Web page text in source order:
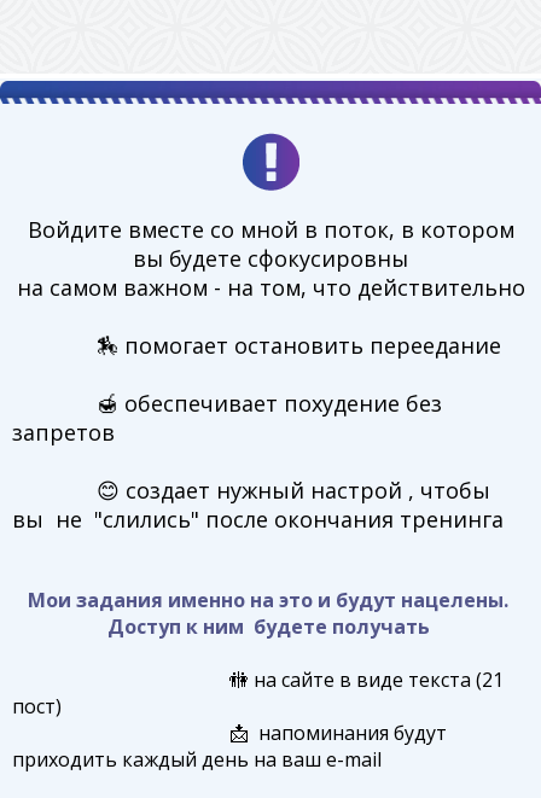
Войдите вместе со мной в поток, в котором
вы будете сфокусировны
на самом важном - на том, что действительно
🏇 помогает остановить переедание
🍯 обеспечивает похудение без
запретов
😊 создает нужный настрой , чтобы
вы не "слились" после окончания тренинга
Мои задания именно на это и будут нацелены.
Доступ к ним будете получать
🚻 на сайте в виде текста (21
пост)
📩 напоминания будут
приходить каждый день на ваш e-mail